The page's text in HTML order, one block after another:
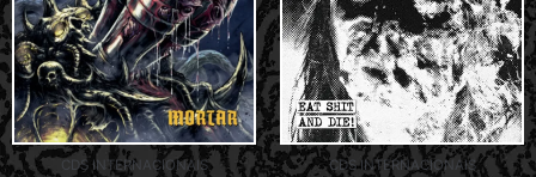
CDS INTERNACIONAIS CDS INTERNACIONAIS